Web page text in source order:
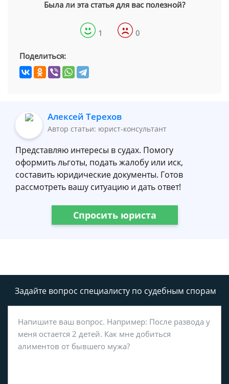
Была ли эта статья для вас полезной?
1 0
Поделиться:
Алексей Терехов
Автор статьи: юрист-консультант
Представляю интересы в судах. Помогу
оформить льготы, подать жалобу или иск,
составить юридические документы. Готов
рассмотреть вашу ситуацию и дать ответ!
Спросить юриста
Задайте вопрос специалисту по судебным спорам